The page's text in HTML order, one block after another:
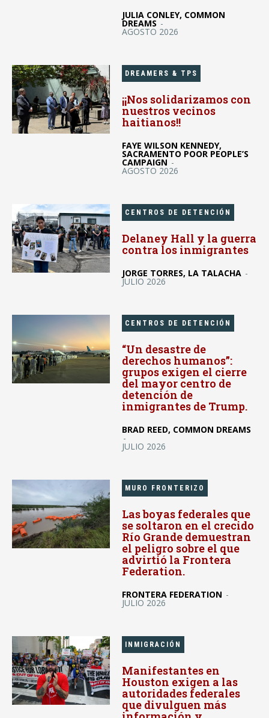
JULIA CONLEY, COMMON
DREAMS -
AGOSTO 2026
DREAMERS & TPS
¡¡Nos solidarizamos con
nuestros vecinos
haitianos!!
FAYE WILSON KENNEDY,
SACRAMENTO POOR PEOPLE’S
CAMPAIGN -
AGOSTO 2026
CENTROS DE DETENCIÓN
Delaney Hall y la guerra
contra los inmigrantes
JORGE TORRES, LA TALACHA -
JULIO 2026
CENTROS DE DETENCIÓN
“Un desastre de
derechos humanos”:
grupos exigen el cierre
del mayor centro de
detención de
inmigrantes de Trump.
BRAD REED, COMMON DREAMS
-
JULIO 2026
MURO FRONTERIZO
Las boyas federales que
se soltaron en el crecido
Río Grande demuestran
el peligro sobre el que
advirtió la Frontera
Federation.
FRONTERA FEDERATION -
JULIO 2026
INMIGRACIÓN
Manifestantes en
Houston exigen a las
autoridades federales
que divulguen más